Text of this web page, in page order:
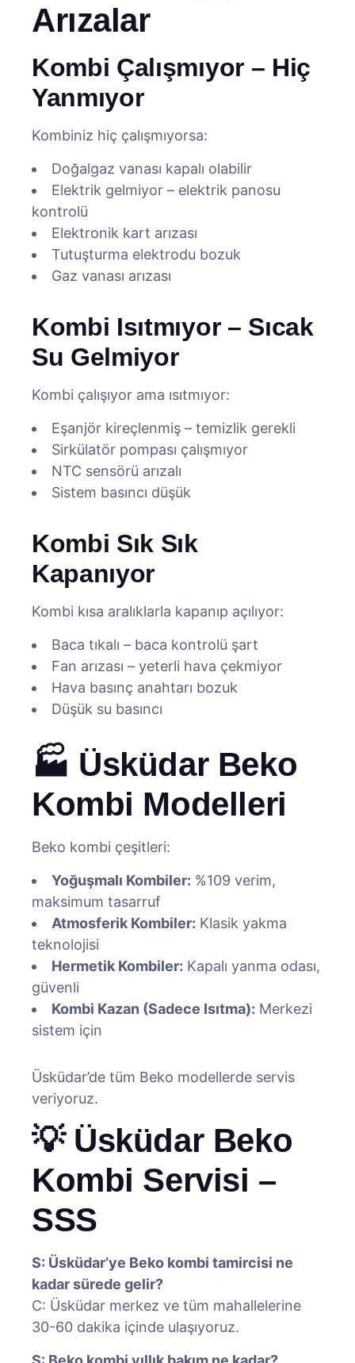
Arızalar
Kombi Çalışmıyor – Hiç
Yanmıyor
Kombiniz hiç çalışmıyorsa:
Doğalgaz vanası kapalı olabilir
Elektrik gelmiyor – elektrik panosu
kontrolü
Elektronik kart arızası
Tutuşturma elektrodu bozuk
Gaz vanası arızası
Kombi Isıtmıyor – Sıcak
Su Gelmiyor
Kombi çalışıyor ama ısıtmıyor:
Eşanjör kireçlenmiş – temizlik gerekli
Sirkülatör pompası çalışmıyor
NTC sensörü arızalı
Sistem basıncı düşük
Kombi Sık Sık
Kapanıyor
Kombi kısa aralıklarla kapanıp açılıyor:
Baca tıkalı – baca kontrolü şart
Fan arızası – yeterli hava çekmiyor
Hava basınç anahtarı bozuk
Düşük su basıncı
🏭 Üsküdar Beko
Kombi Modelleri
Beko kombi çeşitleri:
Yoğuşmalı Kombiler: %109 verim,
maksimum tasarruf
Atmosferik Kombiler: Klasik yakma
teknolojisi
Hermetik Kombiler: Kapalı yanma odası,
güvenli
Kombi Kazan (Sadece Isıtma): Merkezi
sistem için
Üsküdar’de tüm Beko modellerde servis
veriyoruz.
💡 Üsküdar Beko
Kombi Servisi –
SSS
S: Üsküdar’ye Beko kombi tamircisi ne
kadar sürede gelir?
C: Üsküdar merkez ve tüm mahallelerine
30-60 dakika içinde ulaşıyoruz.